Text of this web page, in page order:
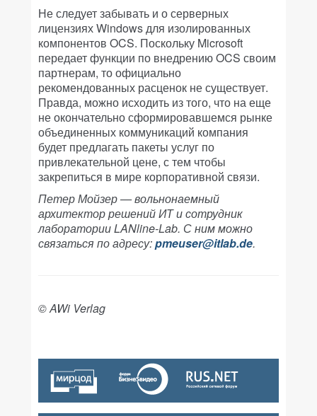
Не следует забывать и о серверных
лицензиях Windows для изолированных
компонентов OCS. Поскольку Microsoft
передает функции по внедрению OCS своим
партнерам, то официально
рекомендованных расценок не существует.
Правда, можно исходить из того, что на еще
не окончательно сформировавшемся рынке
объединенных коммуникаций компания
будет предлагать пакеты услуг по
привлекательной цене, с тем чтобы
закрепиться в мире корпоративной связи.
Петер Мойзер — вольнонаемный
архитектор решений ИТ и сотрудник
лаборатории LANline-Lab. С ним можно
связаться по адресу:pmeuser@itlab.de.
© AWi Verlag